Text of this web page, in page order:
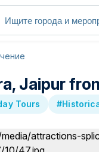
Jaipur
Tours